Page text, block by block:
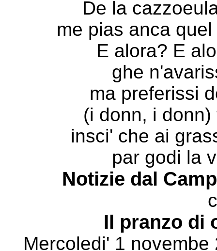
De la
me pias anca
E alora? E
ghe
ma preferissi
(i donn, i
insci' che ai
par godi la
Notizie dal
Il pranzo di
Mercoledi' 1